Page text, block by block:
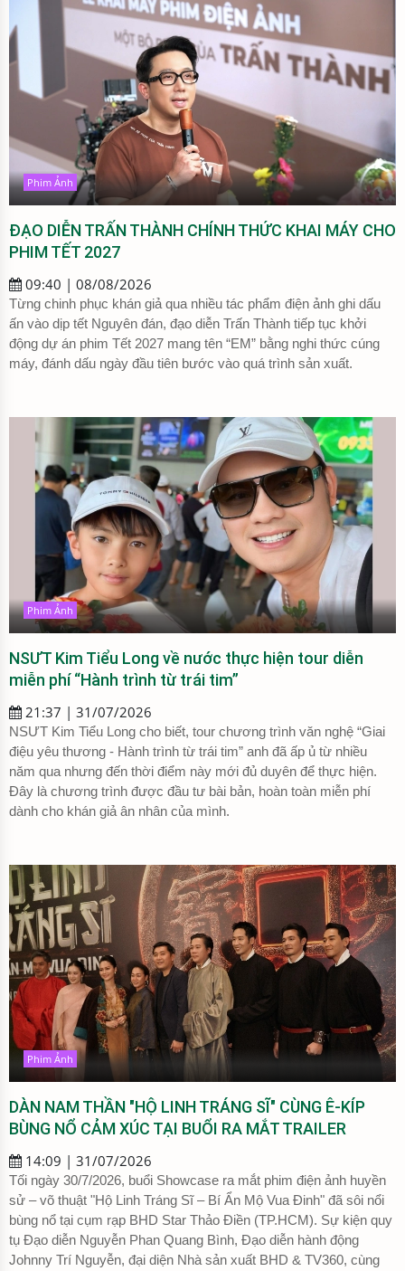
Phim Ảnh
ĐẠO DIỄN TRẤN THÀNH CHÍNH THỨC KHAI MÁY CHO
PHIM TẾT 2027
09:40 | 08/08/2026
Từng chinh phục khán giả qua nhiều tác phẩm điện ảnh ghi dấu
ấn vào dịp tết Nguyên đán, đạo diễn Trấn Thành tiếp tục khởi
động dự án phim Tết 2027 mang tên “EM” bằng nghi thức cúng
máy, đánh dấu ngày đầu tiên bước vào quá trình sản xuất.
Phim Ảnh
NSƯT Kim Tiểu Long về nước thực hiện tour diễn
miễn phí “Hành trình từ trái tim”
21:37 | 31/07/2026
NSƯT Kim Tiểu Long cho biết, tour chương trình văn nghệ “Giai
điệu yêu thương - Hành trình từ trái tim” anh đã ấp ủ từ nhiều
năm qua nhưng đến thời điểm này mới đủ duyên để thực hiện.
Đây là chương trình được đầu tư bài bản, hoàn toàn miễn phí
dành cho khán giả ân nhân của mình.
Phim Ảnh
DÀN NAM THẦN "HỘ LINH TRÁNG SĨ" CÙNG Ê-KÍP
BÙNG NỔ CẢM XÚC TẠI BUỔI RA MẮT TRAILER
14:09 | 31/07/2026
Tối ngày 30/7/2026, buổi Showcase ra mắt phim điện ảnh huyền
sử – võ thuật "Hộ Linh Tráng Sĩ – Bí Ẩn Mộ Vua Đinh" đã sôi nổi
bùng nổ tại cụm rạp BHD Star Thảo Điền (TP.HCM). Sự kiện quy
tụ Đạo diễn Nguyễn Phan Quang Bình, Đạo diễn hành động
Johnny Trí Nguyễn, đại diện Nhà sản xuất BHD & TV360, cùng